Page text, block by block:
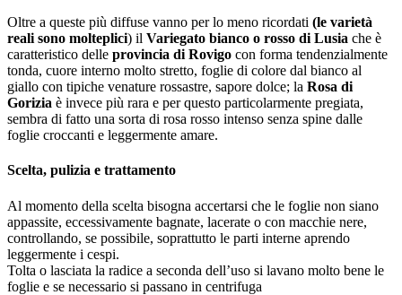
Oltre a queste più diffuse vanno per lo meno ricordati (le varietà
reali sono molteplici) il Variegato bianco o rosso di Lusia che è
caratteristico delle provincia di Rovigo con forma tendenzialmente
tonda, cuore interno molto stretto, foglie di colore dal bianco al
giallo con tipiche venature rossastre, sapore dolce; la Rosa di
Gorizia è invece più rara e per questo particolarmente pregiata,
sembra di fatto una sorta di rosa rosso intenso senza spine dalle
foglie croccanti e leggermente amare.
Scelta, pulizia e trattamento
Al momento della scelta bisogna accertarsi che le foglie non siano
appassite, eccessivamente bagnate, lacerate o con macchie nere,
controllando, se possibile, soprattutto le parti interne aprendo
leggermente i cespi.
Tolta o lasciata la radice a seconda dell’uso si lavano molto bene le
foglie e se necessario si passano in centrifuga